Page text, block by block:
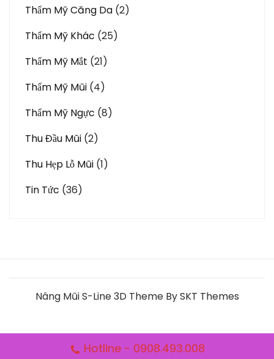
Thẩm Mỹ Căng Da (2)
Thẩm Mỹ Khác (25)
Thẩm Mỹ Mắt (21)
Thẩm Mỹ Mũi (4)
Thẩm Mỹ Ngực (8)
Thu Đầu Mũi (2)
Thu Hẹp Lỗ Mũi (1)
Tin Tức (36)
Nâng Mũi S-Line 3D Theme By SKT Themes
Hotline - 0908.493.008